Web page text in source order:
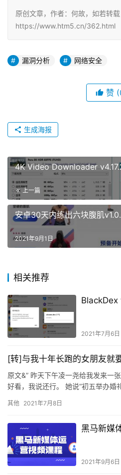
原创文章，作者：何故，如若转载
https://www.htm5.cn/362.html
漏洞分析 网络安全
赞
生成海报
上一篇
安卓30天内练出六块腹肌
2021年9月1日
相关推荐
BlackDex
2021年7月6日
[转]与我十年长跑的女朋友就
原文&” 昨天下午凌一尧给我发来一
好看，我说还行。 她说“初五举办婚
其他 2021年7月8日
黑马新媒
2021年9月6日